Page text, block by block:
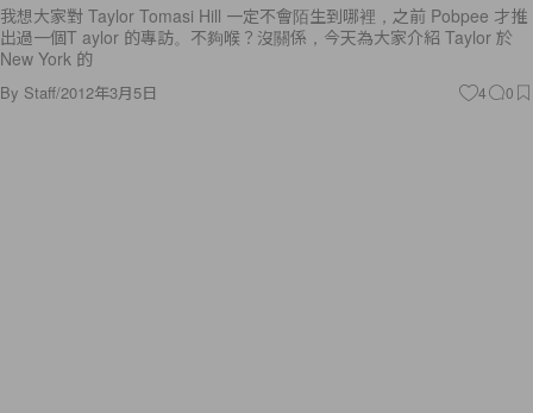
我想大家對 Taylor Tomasi Hill 一定不會陌生到哪裡，之前 Pobpee 才推
出過一個T aylor 的專訪。不夠喉？沒關係，今天為大家介紹 Taylor 於
New York 的
By Staff/2012年3月5日 4 0